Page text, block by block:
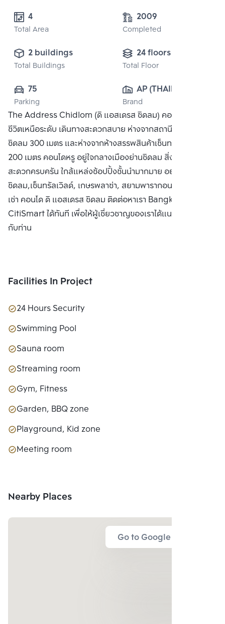
4
Total Area
2009
Completed
2 buildings
Total Buildings
24 floors
Total Floor
75
Parking
AP (THAILAND)
PUBLIC CO.,
LTD.
Brand
The Address Chidlom (ดิ แอสเดรส ชิดลม) คอนโดที่ให้คุณใช้
ชีวิตเหนือระดับ เดินทางสะดวกสบาย ห่างจากสถานีรถไฟฟ้า BTS
ชิดลม 300 เมตร และห่างจากห้างสรรพสินค้าเซ็นทรัล ชิดลม
200 เมตร คอนโดหรู อยู่ใจกลางเมืองย่านชิดลม สิ่งอำนวย
สะดวกครบครัน ใกล้แหล่งช้อปปิ้งชั้นนำมากมาย อย่าง เซ็นทรัล
ชิดลม,เซ็นทรัลเวิลด์, เกษรพลาซ่า, สยามพารากอน ซื้อ ขาย หรือ
เช่า คอนโด ดิ แอสเดรส ชิดลม ติดต่อหาเรา Bangkok
CitiSmart ได้ทันที เพื่อให้ผู้เชี่ยวชาญของเราได้แนะนำคอนโดให้
กับท่าน
Facilities In Project
24 Hours Security
Swimming Pool
Sauna room
Streaming room
Gym, Fitness
Garden, BBQ zone
Playground, Kid zone
Meeting room
Nearby Places
Go to Google Map